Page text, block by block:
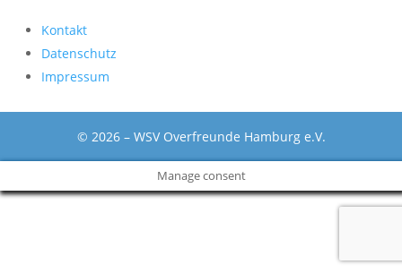
Kontakt
Datenschutz
Impressum
© 2026 – WSV Overfreunde Hamburg e.V.
Manage consent
The